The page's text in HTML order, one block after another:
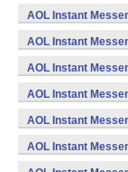
AOL Instant
AOL Instant
AOL Instant
AOL Instant
AOL Instant
AOL Instant